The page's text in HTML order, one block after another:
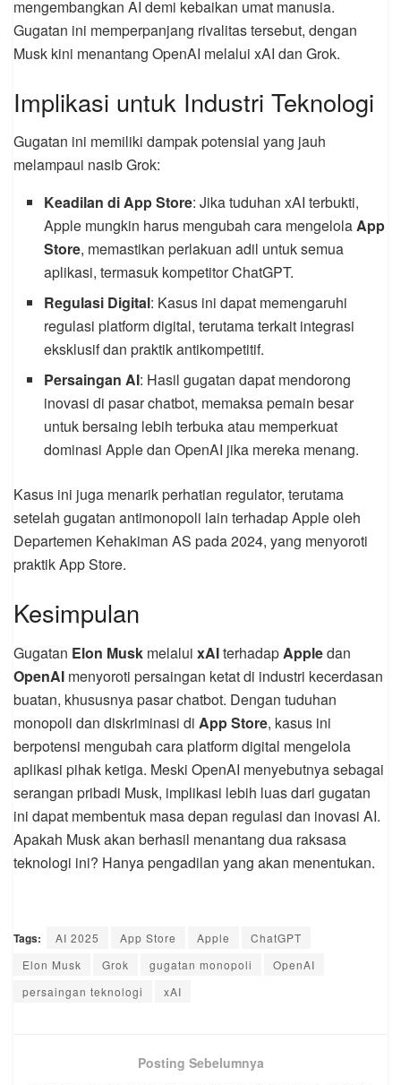
mengembangkan AI demi kebaikan umat manusia.
Gugatan ini memperpanjang rivalitas tersebut, dengan
Musk kini menantang OpenAI melalui xAI dan Grok.
Implikasi untuk Industri Teknologi
Gugatan ini memiliki dampak potensial yang jauh
melampaui nasib Grok:
Keadilan di App Store: Jika tuduhan xAI terbukti,
Apple mungkin harus mengubah cara mengelolaApp
Store, memastikan perlakuan adil untuk semua
aplikasi, termasuk kompetitor ChatGPT.
Regulasi Digital: Kasus ini dapat memengaruhi
regulasi platform digital, terutama terkait integrasi
eksklusif dan praktik antikompetitif.
Persaingan AI: Hasil gugatan dapat mendorong
inovasi di pasar chatbot, memaksa pemain besar
untuk bersaing lebih terbuka atau memperkuat
dominasi Apple dan OpenAI jika mereka menang.
Kasus ini juga menarik perhatian regulator, terutama
setelah gugatan antimonopoli lain terhadap Apple oleh
Departemen Kehakiman AS pada 2024, yang menyoroti
praktik App Store.
Kesimpulan
Gugatan Elon Musk melalui xAIterhadap Appledan
OpenAI menyoroti persaingan ketat di industri kecerdasan
buatan, khususnya pasar chatbot. Dengan tuduhan
monopoli dan diskriminasi di App Store, kasus ini
berpotensi mengubah cara platform digital mengelola
aplikasi pihak ketiga. Meski OpenAI menyebutnya sebagai
serangan pribadi Musk, implikasi lebih luas dari gugatan
ini dapat membentuk masa depan regulasi dan inovasi AI.
Apakah Musk akan berhasil menantang dua raksasa
teknologi ini? Hanya pengadilan yang akan menentukan.
Tags: AI 2025 App Store Apple
ChatGPT
Elon Musk
Grok gugatan monopoli
OpenAI
persaingan teknologi
xAI
Posting Sebelumnya